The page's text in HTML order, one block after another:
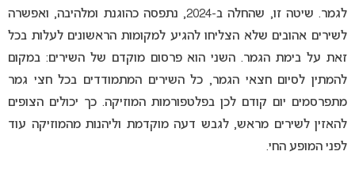
לגמר. שיטה זו, שהחלה ב-2024, נתפסה כהוגנת ומלהיבה, ואפשרה
לשירים אהובים שלא הצליחו להגיע למקומות הראשונים לעלות בכל
זאת על בימת הגמר. השני הוא פרסום מוקדם של השירים: במקום
להמתין לסיום חצאי הגמר, כל השירים המתמודדים בכל חצי גמר
מתפרסמים יום קודם לכן בפלטפורמות המוזיקה. כך יכולים הצופים
להאזין לשירים מראש, לגבש דעה מוקדמת וליהנות מהמוזיקה עוד
לפני המופע החי.